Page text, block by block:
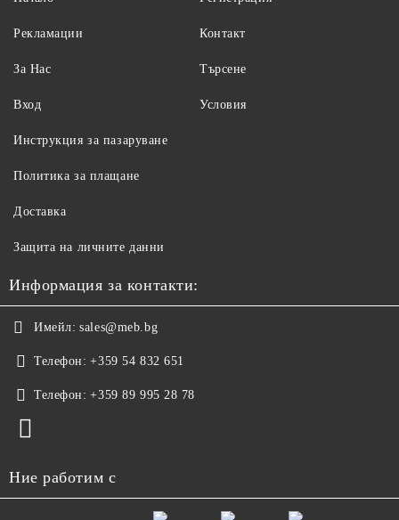
Рекламации
За Нас
Вход
Контакт
Търсене
Условия
Инструкция за пазаруване
Политика за плащане
Доставка
Защита на личните данни
Информация за контакти:
Имейл: sales@meb.bg
Телефон: +359 54 832 651
Телефон: +359 89 995 28 78
Ние работим с